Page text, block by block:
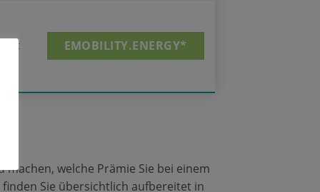
EMOBILITY.ENERGY*
welche Prämie Sie bei einem
Sie übersichtlich aufbereitet in